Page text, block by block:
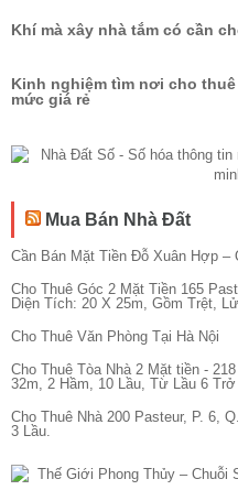
Khí mà xây nhà tắm có cần
Kinh nghiệm tìm nơi cho
mức giá rẻ
Mua Bán Nhà Đất
Cần Bán Mặt Tiền Đỗ Xuân Hợp –
Cho Thuê Góc 2 Mặt Tiền 165
Diện Tích: 20 X 25m, Gồm Trệt,
Cho Thuê Văn Phòng Tại Hà Nội
Cho Thuê Tòa Nhà 2 Mặt tiền -
32m, 2 Hầm, 10 Lầu, Từ Lầu 6
Cho Thuê Nhà 200 Pasteur, P. 6,
3 Lầu.